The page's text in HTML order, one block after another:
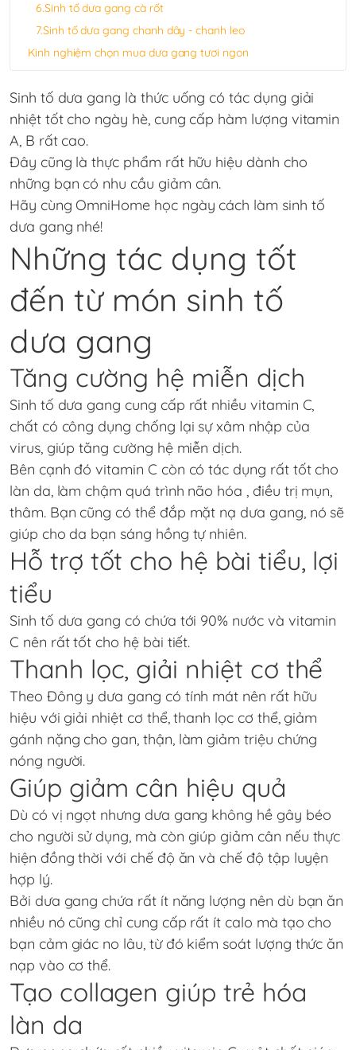
6.Sinh tố dưa gang cà rốt
7.Sinh tố dưa gang chanh dây - chanh leo
Kinh nghiệm chọn mua dưa gang tươi ngon
Sinh tố dưa gang là thức uống có tác dụng giải
nhiệt tốt cho ngày hè, cung cấp hàm lượng vitamin
A, B rất cao.
Đây cũng là thực phẩm rất hữu hiệu dành cho
những bạn có nhu cầu giảm cân.
Hãy cùng OmniHome học ngày cách làm sinh tố
dưa gang nhé!
Những tác dụng tốt
đến từ món sinh tố
dưa gang
Tăng cường hệ miễn dịch
Sinh tố dưa gang cung cấp rất nhiều vitamin C,
chất có công dụng chống lại sự xâm nhập của
virus, giúp tăng cường hệ miễn dịch.
Bên cạnh đó vitamin C còn có tác dụng rất tốt cho
làn da, làm chậm quá trình não hóa , điều trị mụn,
thâm. Bạn cũng có thể đắp mặt nạ dưa gang, nó sẽ
giúp cho da bạn sáng hồng tự nhiên.
Hỗ trợ tốt cho hệ bài tiểu, lợi
tiểu
Sinh tố dưa gang có chứa tới 90% nước và vitamin
C nên rất tốt cho hệ bài tiết.
Thanh lọc, giải nhiệt cơ thể
Theo Đông y dưa gang có tính mát nên rất hữu
hiệu với giải nhiệt cơ thể, thanh lọc cơ thể, giảm
gánh nặng cho gan, thận, làm giảm triệu chứng
nóng người.
Giúp giảm cân hiệu quả
Dù có vị ngọt nhưng dưa gang không hề gây béo
cho người sử dụng, mà còn giúp giảm cân nếu thực
hiện đồng thời với chế độ ăn và chế độ tập luyện
hợp lý.
Bởi dưa gang chứa rất ít năng lượng nên dù bạn ăn
nhiều nó cũng chỉ cung cấp rất ít calo mà tạo cho
bạn cảm giác no lâu, từ đó kiểm soát lượng thức ăn
nạp vào cơ thể.
Tạo collagen giúp trẻ hóa
làn da